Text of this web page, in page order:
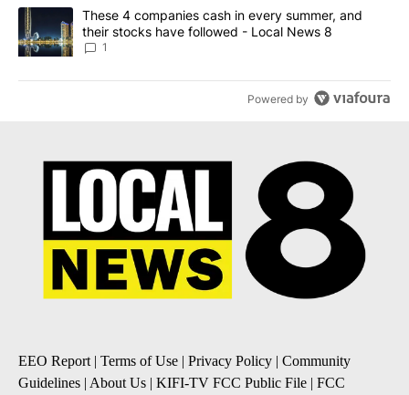
A trending article titled "These 4 companies cash in every
These 4 companies cash in every summer, and
their stocks have followed - Local News 8
1
Powered by
EEO Report | Terms of Use | Privacy Policy | Community
Guidelines | About Us | KIFI-TV FCC Public File | FCC